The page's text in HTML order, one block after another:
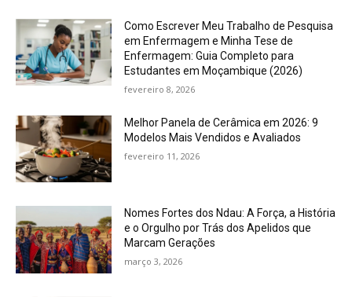
Como Escrever Meu Trabalho de Pesquisa
em Enfermagem e Minha Tese de
Enfermagem: Guia Completo para
Estudantes em Moçambique (2026)
fevereiro 8, 2026
Melhor Panela de Cerâmica em 2026: 9
Modelos Mais Vendidos e Avaliados
fevereiro 11, 2026
Nomes Fortes dos Ndau: A Força, a História
e o Orgulho por Trás dos Apelidos que
Marcam Gerações
março 3, 2026